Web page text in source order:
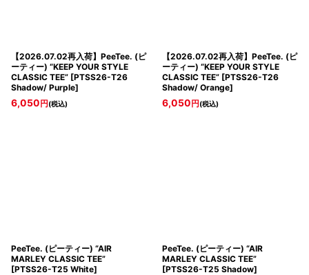
【2026.07.02再入荷】PeeTee. (ピ
ーティー) “KEEP YOUR STYLE
CLASSIC TEE” [PTSS26-T26
Shadow/ Purple]
6,050円(税込)
【2026.07.02再入荷】PeeTee. (ピ
ーティー) “KEEP YOUR STYLE
CLASSIC TEE” [PTSS26-T26
Shadow/ Orange]
6,050円(税込)
PeeTee. (ピーティー) “AIR
MARLEY CLASSIC TEE”
[PTSS26-T25 White]
PeeTee. (ピーティー) “AIR
MARLEY CLASSIC TEE”
[PTSS26-T25 Shadow]